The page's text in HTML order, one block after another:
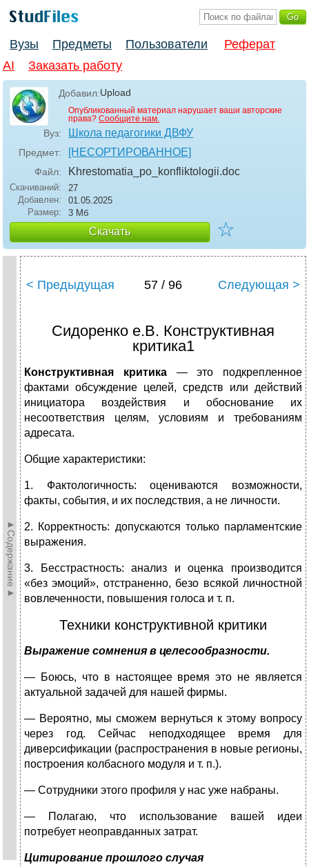
Вузы Предметы Пользователи
Реферат
AI
Заказать работу
Добавил:Upload
Опубликованный материал нарушает ваши авторские
права? Сообщите нам.
Вуз: Школа педагогики ДВФУ
Предмет: [НЕСОРТИРОВАННОЕ]
Файл: Khrestomatia_po_konfliktologii.doc
Скачиваний:
27
Добавлен:
01.05.2025
Размер:
3 Мб
Скачать ☆
►Содержание►
< Предыдущая 57 / 96 Следующая >
Сидоренко е.В. Конструктивная
критика1
Конструктивная критика— это подкрепленное
фактами обсужде­ние целей, средств или действий
инициатора воздействия и обоснова­ние их
несоответствия целям, условиям и требованиям
адресата.
Общие характеристики:
1. Фактологичность: оцениваются возможности,
факты, события, и их последствия, а не личности.
2. Корректность: допускаются только парламентские
выражения.
3. Бесстрастность: анализ и оценка производится
«без эмоций», отстраненно, безо всякой личностной
вовлеченности, повыше­ния голоса и т. п.
Техники конструктивной критики
Выражение сомнения в целесообразности.
— Боюсь, что в настоящее время это не является
актуальной задачей для нашей фирмы.
— Вероятно, мы сможем вернуться к этому вопросу
через год. Сейчас неподходящее время для
диверсификации (распространения в новые регио­ны,
построения колбасного модуля и т. п.).
— Сотрудники этого профиля у нас уже набраны.
— Полагаю, что использование вашей идеи
потребует неоправданных затрат.
Цитирование прошлого случая